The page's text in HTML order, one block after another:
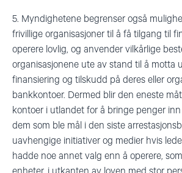
5. Myndighetene begrenser også
frivillige organisasjoner til å få tilgang til
operere lovlig, og anvender vilkårlige
organisasjonene ute av stand til å motta
finansiering og tilskudd på deres eller
bankkontoer. Dermed blir den eneste
kontoer i utlandet for å bringe penger
dem som ble mål i den siste
uavhengige initiativer og medier hvis
hadde noe annet valg enn å operere,